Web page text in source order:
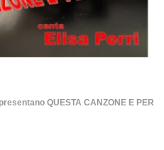
QUESTA CANZONE E PER